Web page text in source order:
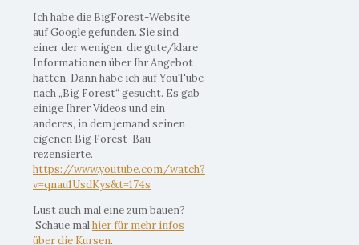
Ich habe die BigForest-Website
auf Google gefunden. Sie sind
einer der wenigen, die gute/klare
Informationen über Ihr Angebot
hatten. Dann habe ich auf YouTube
nach „Big Forest“ gesucht. Es gab
einige Ihrer Videos und ein
anderes, in dem jemand seinen
eigenen Big Forest-Bau
rezensierte.
https://www.youtube.com/watch?
v=qnau1UsdKys&t=174s
Lust auch mal eine zum bauen?
Schaue malhier für mehr infos
über die Kursen.